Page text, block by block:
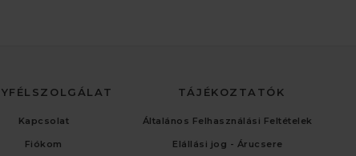
Kapcsolat
Fiókom
TÁJÉKOZTATÓK
Általános Felhasználási Feltételek
Elállási jog - Árucsere